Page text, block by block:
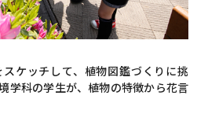
ケッチして、植物図鑑づくりに挑
学科の学生が、植物の特徴から花言